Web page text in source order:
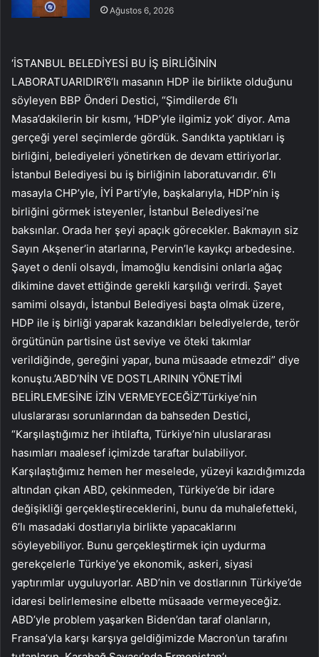
Ağustos 6, 2026
‘İSTANBUL BELEDİYESİ BU İŞ BİRLİĞİNİN
LABORATUARIDIR’6’lı masanın HDP ile birlikte olduğunu
söyleyen BBP Önderi Destici, “Şimdilerde 6’lı
Masa’dakilerin bir kısmı, ‘HDP’yle ilgimiz yok’ diyor. Ama
gerçeği yerel seçimlerde gördük. Sandıkta yaptıkları iş
birliğini, belediyeleri yönetirken de devam ettiriyorlar.
İstanbul Belediyesi bu iş birliğinin laboratuvarıdır. 6’lı
masayla CHP’yle, İYİ Parti’yle, başkalarıyla, HDP’nin iş
birliğini görmek isteyenler, İstanbul Belediyesi’ne
baksınlar. Orada her şeyi apaçık görecekler. Bakmayın siz
Sayın Akşener’in atarlarına, Pervin’le kayıkçı arbedesine.
Şayet o denli olsaydı, İmamoğlu kendisini onlarla ağaç
dikimine davet ettiğinde gerekli karşılığı verirdi. Şayet
samimi olsaydı, İstanbul Belediyesi başta olmak üzere,
HDP ile iş birliği yaparak kazandıkları belediyelerde, terör
örgütünün partisine üst seviye ve öteki takımlar
verildiğinde, gereğini yapar, buna müsaade etmezdi” diye
konuştu.’ABD’NİN VE DOSTLARININ YÖNETİMİ
BELİRLEMESİNE İZİN VERMEYECEĞİZ’Türkiye’nin
uluslararası sorunlarından da bahseden Destici,
“Karşılaştığımız her ihtilafta, Türkiye’nin uluslararası
hasımları maalesef içimizde taraftar bulabiliyor.
Karşılaştığımız hemen her meselede, yüzeyi kazıdığımızda
altından çıkan ABD, çekinmeden, Türkiye’de bir idare
değişikliği gerçekleştireceklerini, bunu da muhalefetteki,
6’lı masadaki dostlarıyla birlikte yapacaklarını
söyleyebiliyor. Bunu gerçekleştirmek için uydurma
gerekçelerle Türkiye’ye ekonomik, askeri, siyasi
yaptırımlar uyguluyorlar. ABD’nin ve dostlarının Türkiye’de
idaresi belirlemesine elbette müsaade vermeyeceğiz.
ABD’yle problem yaşarken Biden’dan taraf olanların,
Fransa’yla karşı karşıya geldiğimizde Macron’un tarafını